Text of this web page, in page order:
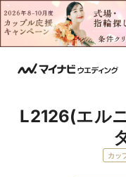
L2126(エル
カッ